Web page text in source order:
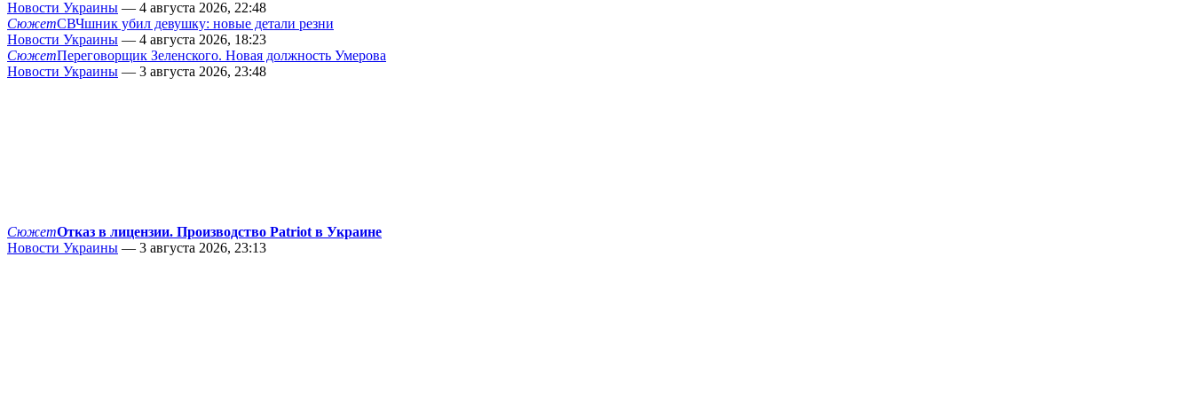
Новости Украины — 4 августа 2026, 22:48
СюжетСВЧшник убил девушку: новые детали резни
Новости Украины — 4 августа 2026, 18:23
СюжетПереговорщик Зеленского. Новая должность Умерова
Новости Украины — 3 августа 2026, 23:48
СюжетОтказ в лицензии. Производство Patriot в Украине
Новости Украины — 3 августа 2026, 23:13